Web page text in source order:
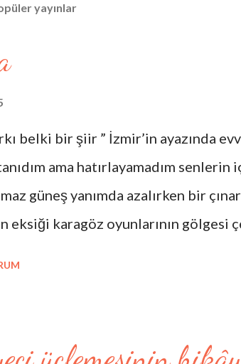
yayınlar
belki bir şiir ” İzmir’in ayazında
ama hatırlayamadım senlerin
güneş yanımda azalırken bir
eksiği karagöz oyunlarının gölgesi